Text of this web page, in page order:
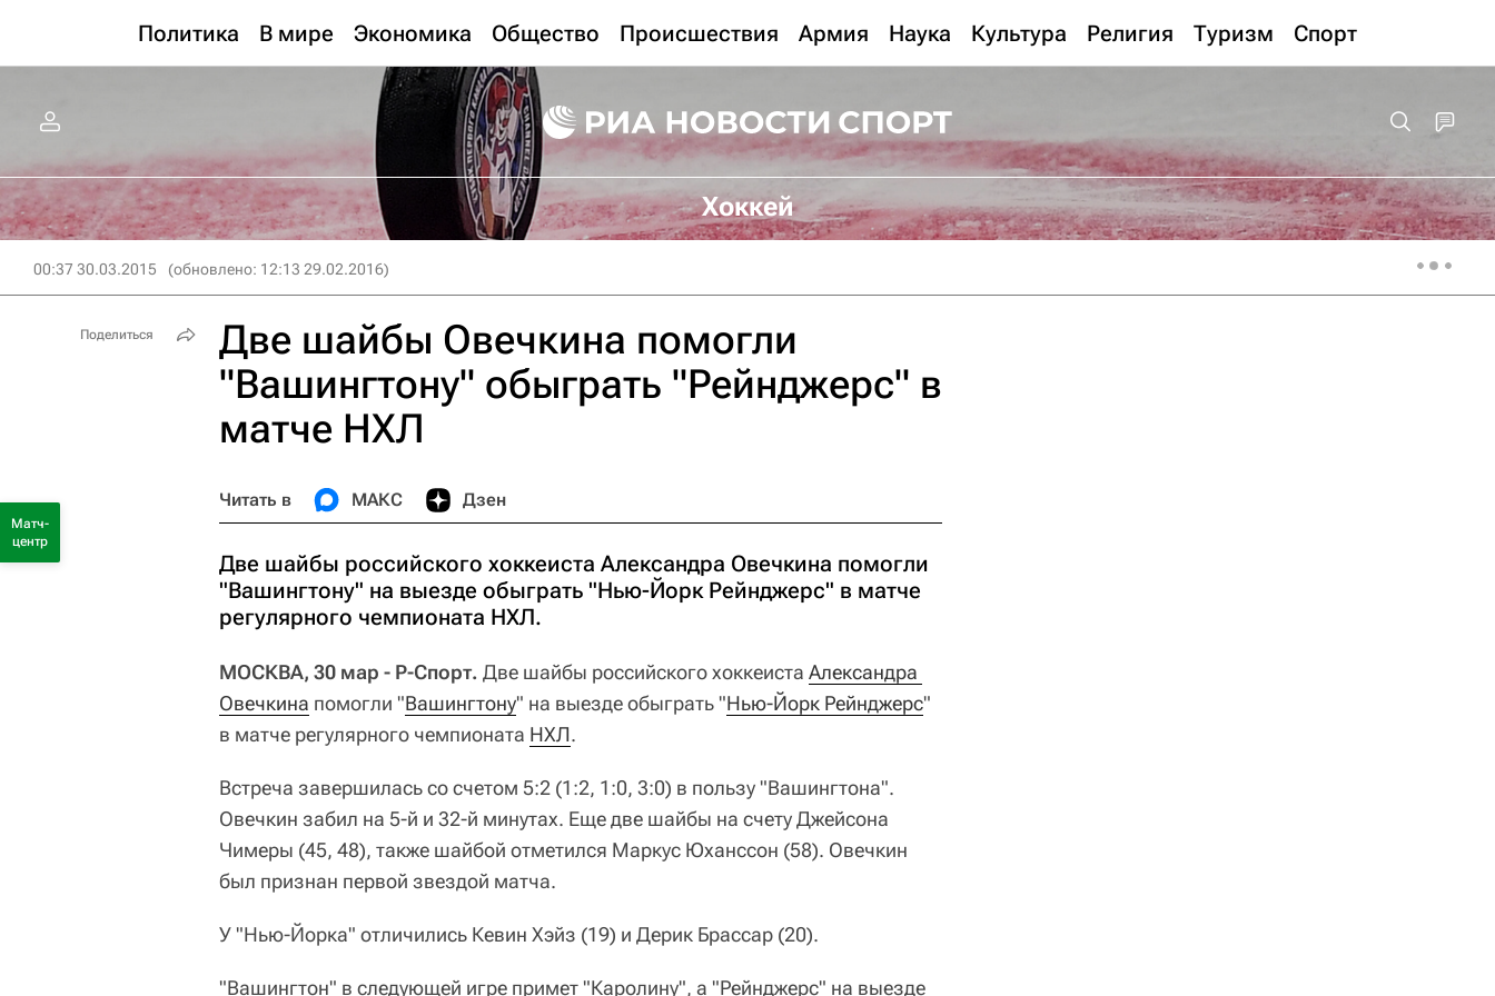
Политика В мире Экономика Общество Происшествия Армия Наука Культура Религия Туризм Спорт
Хоккей
00:37 30.03.2015 (обновлено: 12:13 29.02.2016)
Две шайбы Овечкина помогли
"Вашингтону" обыграть "Рейнджерс" в
матче НХЛ
Читать в МАКС Дзен
Две шайбы российского хоккеиста Александра Овечкина помогли
"Вашингтону" на выезде обыграть "Нью-Йорк Рейнджерс" в матче
регулярного чемпионата НХЛ.
МОСКВА, 30 мар - Р-Спорт. Две шайбы российского хоккеиста Александра
Овечкина помогли "Вашингтону" на выезде обыграть "Нью-Йорк Рейнджерс"
в матче регулярного чемпионата НХЛ.
Встреча завершилась со счетом 5:2 (1:2, 1:0, 3:0) в пользу "Вашингтона".
Овечкин забил на 5-й и 32-й минутах. Еще две шайбы на счету Джейсона
Чимеры (45, 48), также шайбой отметился Маркус Юханссон (58). Овечкин
был признан первой звездой матча.
У "Нью-Йорка" отличились Кевин Хэйз (19) и Дерик Брассар (20).
"Вашингтон" в следующей игре примет "Каролину", а "Рейнджерс" на выезде
Поделиться
Матч-
центр